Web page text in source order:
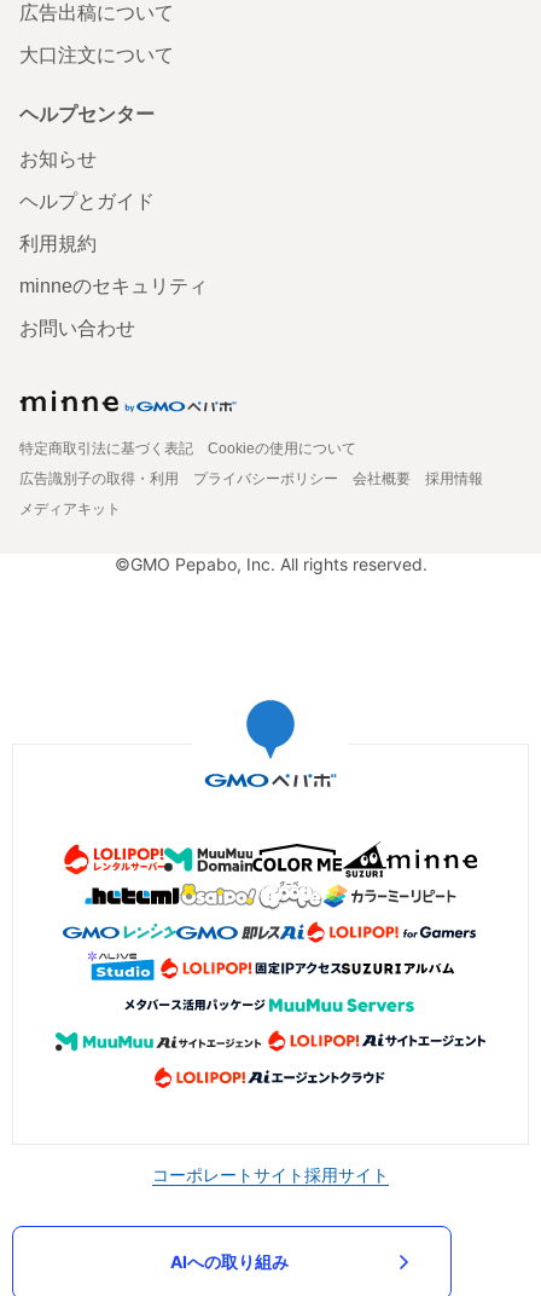
広告出稿について
大口注文について
ヘルプセンター
お知らせ
ヘルプとガイド
利用規約
minneのセキュリティ
お問い合わせ
特定商取引法に基づく表記
Cookieの使用について
広告識別子の取得・利用
プライバシーポリシー 会社概要
採用情報
メディアキット
©GMO Pepabo, Inc. All rights reserved.
コーポレートサイト採用サイト
AIへの取り組み